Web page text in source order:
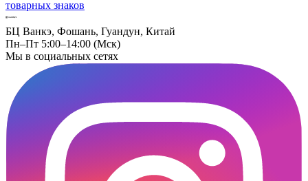
товарных знаков
БЦ Ванкэ, Фошань, Гуандун, Китай
Пн–Пт 5:00–14:00 (Мск)
Мы в социальных сетях